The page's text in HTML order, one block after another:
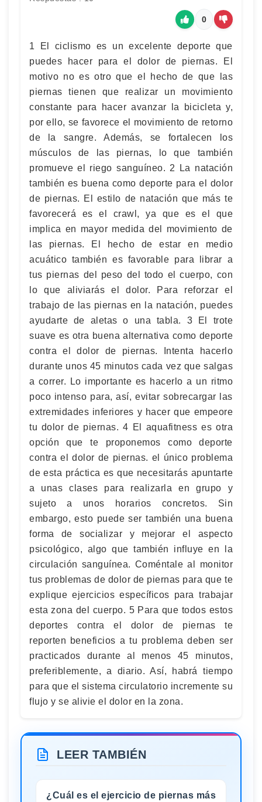
0
1 El ciclismo es un excelente deporte que
puedes hacer para el dolor de piernas. El
motivo no es otro que el hecho de que las
piernas tienen que realizar un movimiento
constante para hacer avanzar la bicicleta y,
por ello, se favorece el movimiento de retorno
de la sangre. Además, se fortalecen los
músculos de las piernas, lo que también
promueve el riego sanguíneo. 2 La natación
también es buena como deporte para el dolor
de piernas. El estilo de natación que más te
favorecerá es el crawl, ya que es el que
implica en mayor medida del movimiento de
las piernas. El hecho de estar en medio
acuático también es favorable para librar a
tus piernas del peso del todo el cuerpo, con
lo que aliviarás el dolor. Para reforzar el
trabajo de las piernas en la natación, puedes
ayudarte de aletas o una tabla. 3 El trote
suave es otra buena alternativa como deporte
contra el dolor de piernas. Intenta hacerlo
durante unos 45 minutos cada vez que salgas
a correr. Lo importante es hacerlo a un ritmo
poco intenso para, así, evitar sobrecargar las
extremidades inferiores y hacer que empeore
tu dolor de piernas. 4 El aquafitness es otra
opción que te proponemos como deporte
contra el dolor de piernas. el único problema
de esta práctica es que necesitarás apuntarte
a unas clases para realizarla en grupo y
sujeto a unos horarios concretos. Sin
embargo, esto puede ser también una buena
forma de socializar y mejorar el aspecto
psicológico, algo que también influye en la
circulación sanguínea. Coméntale al monitor
tus problemas de dolor de piernas para que te
explique ejercicios específicos para trabajar
esta zona del cuerpo. 5 Para que todos estos
deportes contra el dolor de piernas te
reporten beneficios a tu problema deben ser
practicados durante al menos 45 minutos,
preferiblemente, a diario. Así, habrá tiempo
para que el sistema circulatorio incremente su
flujo y se alivie el dolor en la zona.
LEER TAMBIÉN
¿Cuál es el ejercicio de piernas más